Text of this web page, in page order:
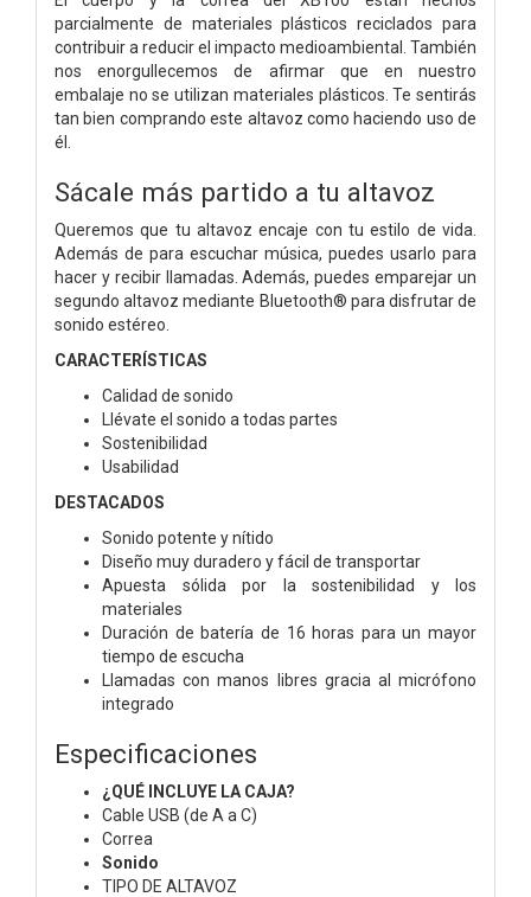
parcialmente de materiales plásticos reciclados para
contribuir a reducir el impacto medioambiental. También
nos enorgullecemos de afirmar que en nuestro
embalaje no se utilizan materiales plásticos. Te sentirás
tan bien comprando este altavoz como haciendo uso de
él.
Sácale más partido a tu altavoz
Queremos que tu altavoz encaje con tu estilo de vida.
Además de para escuchar música, puedes usarlo para
hacer y recibir llamadas. Además, puedes emparejar un
segundo altavoz mediante Bluetooth® para disfrutar de
sonido estéreo.
CARACTERÍSTICAS
Calidad de sonido
Llévate el sonido a todas partes
Sostenibilidad
Usabilidad
DESTACADOS
Sonido potente y nítido
Diseño muy duradero y fácil de transportar
Apuesta sólida por la sostenibilidad y los
materiales
Duración de batería de 16 horas para un mayor
tiempo de escucha
Llamadas con manos libres gracia al micrófono
integrado
Especificaciones
¿QUÉ INCLUYE LA CAJA?
Cable USB (de A a C)
Correa
Sonido
TIPO DE ALTAVOZ